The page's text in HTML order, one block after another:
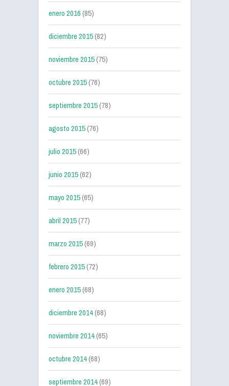
enero 2016(85)
diciembre 2015(82)
noviembre 2015(75)
octubre 2015(76)
septiembre 2015(78)
agosto 2015(76)
julio 2015(66)
junio 2015(62)
mayo 2015(65)
abril 2015(77)
marzo 2015(69)
febrero 2015(72)
enero 2015(68)
diciembre 2014(68)
noviembre 2014(65)
octubre 2014(68)
septiembre 2014(69)